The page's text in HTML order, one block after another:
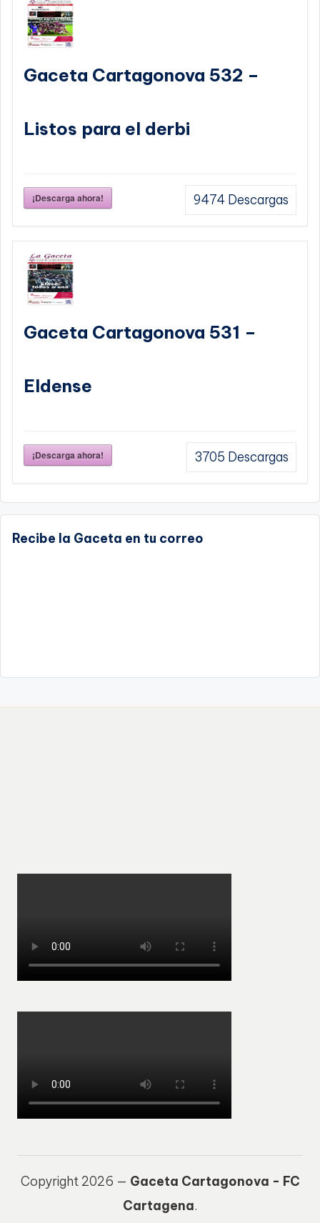
Gaceta Cartagonova 532 –
Listos para el derbi
¡Descarga ahora! 9474 Descargas
Gaceta Cartagonova 531 –
Eldense
¡Descarga ahora! 3705 Descargas
Recibe la Gaceta en tu correo
Copyright 2026 — Gaceta Cartagonova - FC
Cartagena.